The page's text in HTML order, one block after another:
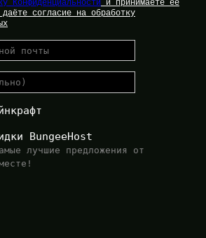
Конфиденциальности и принимаете её
согласие на обработку
BungeeHost
лучшие предложения от